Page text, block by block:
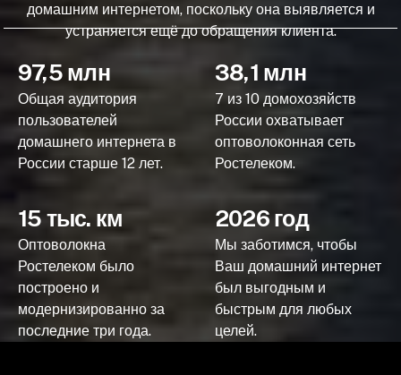
домашним интернетом, поскольку она выявляется и
устраняется ещё до обращения клиента.
97,5 млн
Общая аудитория
пользователей
домашнего интернета в
России старше 12 лет.
38,1 млн
7 из 10 домохозяйств
России охватывает
оптоволоконная сеть
Ростелеком.
15 тыс. км
Оптоволокна
Ростелеком было
построено и
модернизированно за
последние три года.
2026 год
Мы заботимся, чтобы
Ваш домашний интернет
был выгодным и
быстрым для любых
целей.